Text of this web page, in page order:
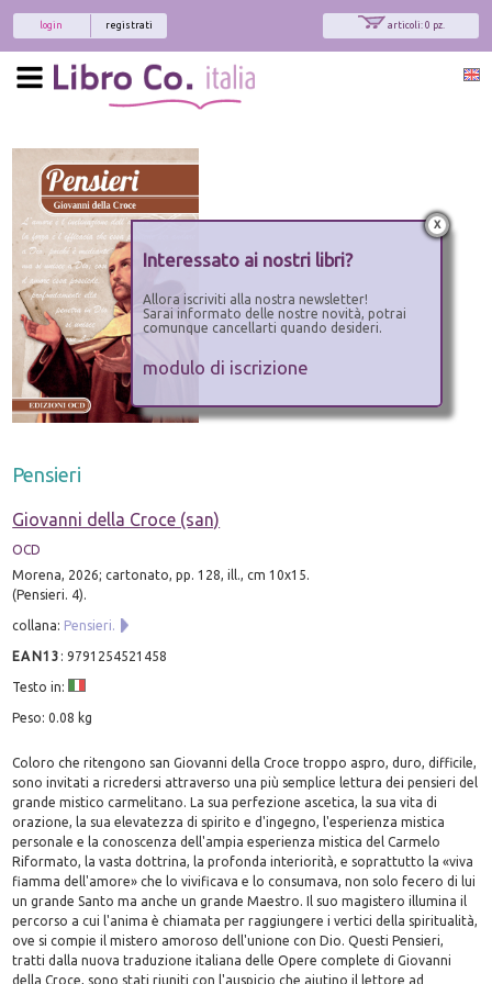
articoli: 0 pz.
registrati
login
Pensieri
Giovanni della Croce (san)
OCD
Morena, 2026; cartonato, pp. 128, ill., cm 10x15.
(Pensieri. 4).
collana: Pensieri.
EAN13 :9791254521458
Testo in:
Peso: 0.08 kg
Coloro che ritengono san Giovanni della Croce troppo aspro, duro, difficile,
sono invitati a ricredersi attraverso una più semplice lettura dei pensieri del
grande mistico carmelitano. La sua perfezione ascetica, la sua vita di
orazione, la sua elevatezza di spirito e d'ingegno, l'esperienza mistica
personale e la conoscenza dell'ampia esperienza mistica del Carmelo
Riformato, la vasta dottrina, la profonda interiorità, e soprattutto la «viva
fiamma dell'amore» che lo vivificava e lo consumava, non solo fecero di lui
un grande Santo ma anche un grande Maestro. Il suo magistero illumina il
percorso a cui l'anima è chiamata per raggiungere i vertici della spiritualità,
ove si compie il mistero amoroso dell'unione con Dio. Questi Pensieri,
tratti dalla nuova traduzione italiana delle Opere complete di Giovanni
della Croce, sono stati riuniti con l'auspicio che aiutino il lettore ad
x
Interessato ai nostri libri?
Allora iscriviti alla nostra newsletter!
Sarai informato delle nostre novità, potrai
comunque cancellarti quando desideri.
modulo di iscrizione